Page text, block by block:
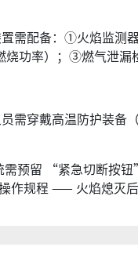
配备：①火焰监测器
功率）；③燃气泄漏
穿戴高温防护装备（
需预留 “紧急切断按
规程 —— 火焰熄灭后